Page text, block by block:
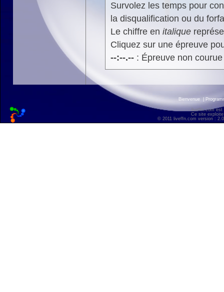
Survolez les temps pour
la disqualification ou du
Le chiffre en italique
Cliquez sur une épreuve
--:--.--: Épreuve non
Bienvenue
liveffn.com est
Ce site
© 2011 liveffn.com version :